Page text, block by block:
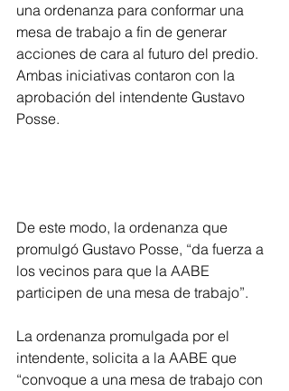
una ordenanza para conformar una
mesa de trabajo a fin de generar
acciones de cara al futuro del predio.
Ambas iniciativas contaron con la
aprobación del intendente Gustavo
Posse.
De este modo, la ordenanza que
promulgó Gustavo Posse, “da fuerza a
los vecinos para que la AABE
participen de una mesa de trabajo”.
La ordenanza promulgada por el
intendente, solicita a la AABE que
“convoque a una mesa de trabajo con